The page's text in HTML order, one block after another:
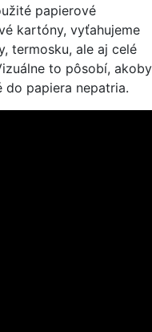
papierové
kartóny, vyťahujeme
termosku, ale aj celé
to pôsobí, akoby
papiera nepatria.